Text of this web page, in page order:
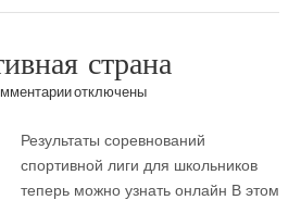
страна
к
Спортивная
страна
отключены
Результаты соревнований
спортивной лиги для школьников
теперь можно узнать онлайн В этом